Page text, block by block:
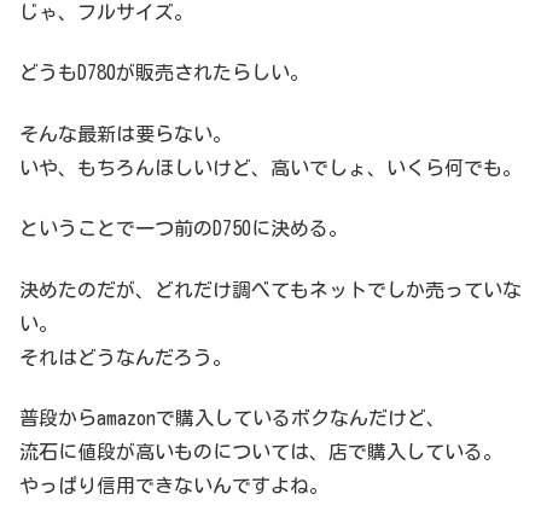
じゃ、フルサイズ。
どうもD780が販売されたらしい。
そんな最新は要らない。
いや、もちろんほしいけど、高いでしょ、いくら何でも。
ということで一つ前のD750に決める。
決めたのだが、どれだけ調べてもネットでしか売っていな
い。
それはどうなんだろう。
普段からamazonで購入しているボクなんだけど、
流石に値段が高いものについては、店で購入している。
やっぱり信用できないんですよね。